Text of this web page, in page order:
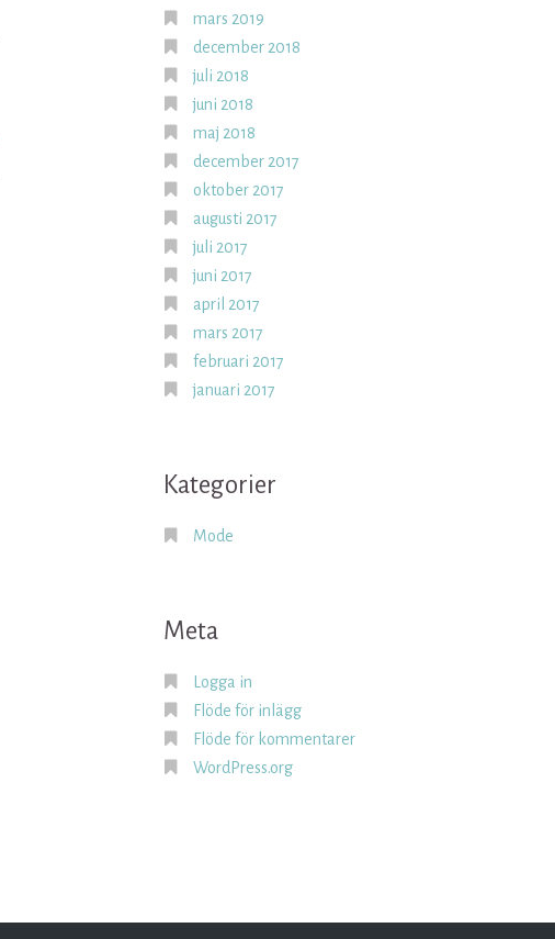
mars 2019
december 2018
juli 2018
juni 2018
maj 2018
december 2017
oktober 2017
augusti 2017
juli 2017
juni 2017
april 2017
mars 2017
februari 2017
januari 2017
Kategorier
Mode
Meta
Logga in
Flöde för inlägg
Flöde för kommentarer
WordPress.org